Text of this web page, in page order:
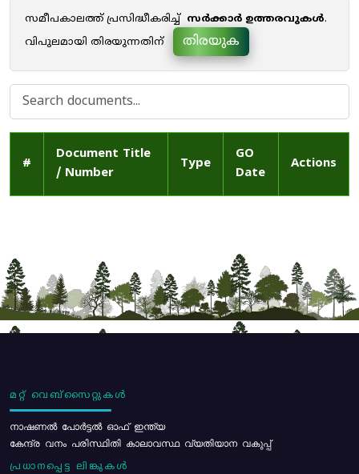
സമീപകാലത്ത് പ്രസിദ്ധീകരിച്ച് സർക്കാർ ഉത്തരവുകൾ.
വിപുലമായി തിരയുന്നതിന്
തിരയുക
#
Document Title
/ Number
Type
GO
Date
Actions
മറ്റ് വെബ്സൈറ്റുകൾ
നാഷണൽ പോർട്ടൽ ഓഫ് ഇന്ത്യ
കേന്ദ്ര വനം പരിസ്ഥിതി കാലാവസ്ഥ വ്യതിയാന വകുപ്പ്
പ്രധാനപ്പെട്ട ലിങ്കുകൾ